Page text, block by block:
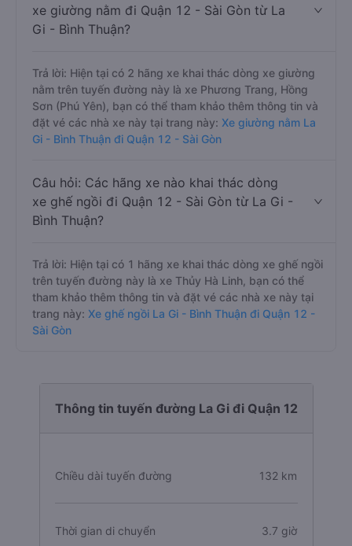
xe giường nằm đi Quận 12 - Sài Gòn từ La
Gi - Bình Thuận?
Trả lời: Hiện tại có 2 hãng xe khai thác dòng xe giường
nằm trên tuyến đường này là xe Phương Trang, Hồng
Sơn (Phú Yên), bạn có thể tham khảo thêm thông tin và
đặt vé các nhà xe này tại trang này: Xe giường nằm La
Gi - Bình Thuận đi Quận 12 - Sài Gòn
Câu hỏi: Các hãng xe nào khai thác dòng
xe ghế ngồi đi Quận 12 - Sài Gòn từ La Gi -
Bình Thuận?
Trả lời: Hiện tại có 1 hãng xe khai thác dòng xe ghế ngồi
trên tuyến đường này là xe Thủy Hà Linh, bạn có thể
tham khảo thêm thông tin và đặt vé các nhà xe này tại
trang này: Xe ghế ngồi La Gi - Bình Thuận đi Quận 12 -
Sài Gòn
Thông tin tuyến đường La Gi đi Quận 12
Chiều dài tuyến đường 132 km
Thời gian di chuyển 3.7 giờ